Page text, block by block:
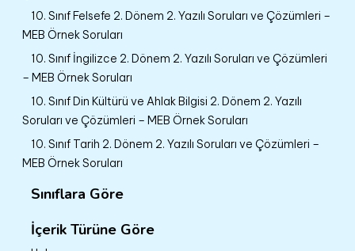
10. Sınıf Felsefe 2. Dönem 2. Yazılı Soruları ve Çözümleri –
MEB Örnek Soruları
10. Sınıf İngilizce 2. Dönem 2. Yazılı Soruları ve Çözümleri
– MEB Örnek Soruları
10. Sınıf Din Kültürü ve Ahlak Bilgisi 2. Dönem 2. Yazılı
Soruları ve Çözümleri – MEB Örnek Soruları
10. Sınıf Tarih 2. Dönem 2. Yazılı Soruları ve Çözümleri –
MEB Örnek Soruları
Sınıflara Göre
İçerik Türüne Göre